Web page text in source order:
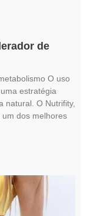
de
O uso
estratégia
natural. O Nutrifity,
dos melhores